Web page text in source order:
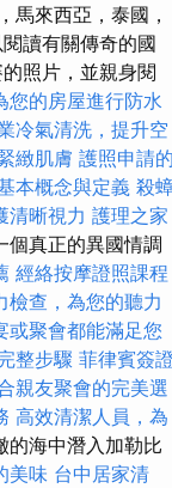
馬來西亞，泰國，
讀有關傳奇的國
照片，並親身閱
您的房屋進行防水
冷氣清洗，提升空
緻肌膚 護照申請的
本概念與定義 殺
清晰視力 護理之家
個真正的異國情調
經絡按摩證照課程
檢查，為您的聽力
或聚會都能滿足您
整步驟 菲律賓簽證
親友聚會的完美選
高效清潔人員，為
的海中潛入加勒比
美味 台中居家清